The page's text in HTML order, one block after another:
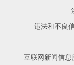
违法和不良
互联网新闻信息